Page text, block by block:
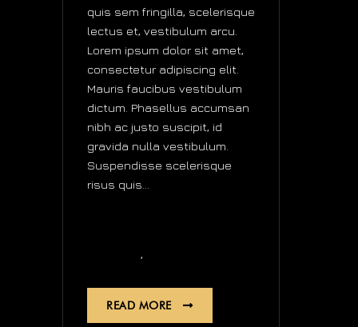
quis sem fringilla, scelerisque
lectus et, vestibulum arcu.
Lorem ipsum dolor sit amet,
consectetur adipiscing elit.
Mauris faucibus vestibulum
dictum. Phasellus accumsan
nibh ac justo suscipit, id
gravida nulla vestibulum.
Suspendisse scelerisque
risus quis...
,
READ MORE